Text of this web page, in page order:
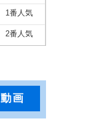
1番人気
2番人気
動画